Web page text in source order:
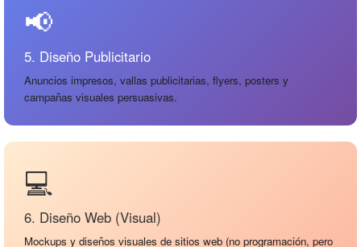
📢
5. Diseño Publicitario
Anuncios impresos, vallas publicitarias, flyers, posters y
campañas visuales persuasivas.
💻
6. Diseño Web (Visual)
Mockups y diseños visuales de sitios web (no programación, pero